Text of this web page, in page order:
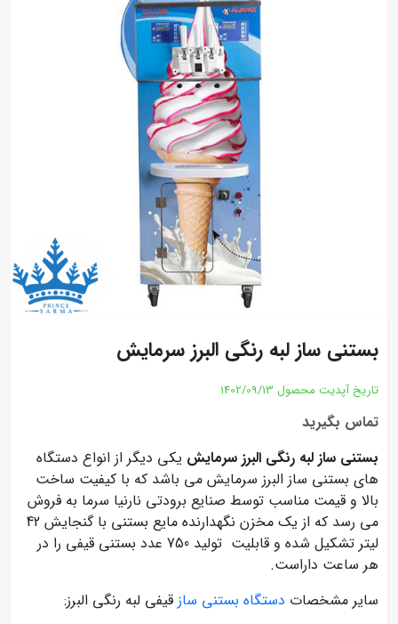
بستنی ساز لبه رنگی البرز سرمایش
تاریخ آپدیت محصول 1402/09/13
تماس بگیرید
بستنی ساز لبه رنگی البرز سرمایش یکی دیگر از انواع دستگاه
های بستنی ساز البرز سرمایش می باشد که با کیفیت ساخت
بالا و قیمت مناسب توسط صنایع برودتی نارنیا سرما به فروش
می رسد که از یک مخزن نگهدارنده مایع بستنی با گنجایش 42
لیتر تشکیل شده و قابلیت تولید 750 عدد بستنی قیفی را در
هر ساعت داراست.
سایر مشخصات دستگاه بستنی ساز قیفی لبه رنگی البرز: